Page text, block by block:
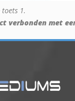
1.
verbonden met